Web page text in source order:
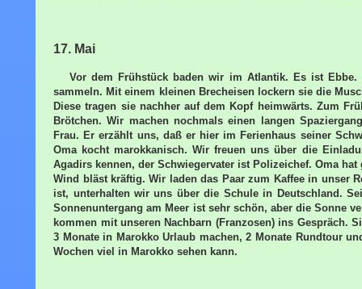
17. Mai
Vor dem Frühstück baden wir im Atlantik. Es ist
sammeln. Mit einem kleinen Brecheisen lockern sie die
Diese tragen sie nachher auf dem Kopf heimwärts. Zum
Brötchen. Wir machen nochmals einen langen
Frau. Er erzählt uns, daß er hier im Ferienhaus seiner
Oma kocht marokkanisch. Wir freuen uns über die
Agadirs kennen, der Schwiegervater ist Polizeichef. Oma
Wind bläst kräftig. Wir laden das Paar zum Kaffee in unser
ist, unterhalten wir uns über die Schule in Deutschland.
Sonnenuntergang am Meer ist sehr schön, aber die Sonne
kommen mit unseren Nachbarn (Franzosen) ins Gespräch.
3 Monate in Marokko Urlaub machen, 2 Monate Rundtour
Wochen viel in Marokko sehen kann.